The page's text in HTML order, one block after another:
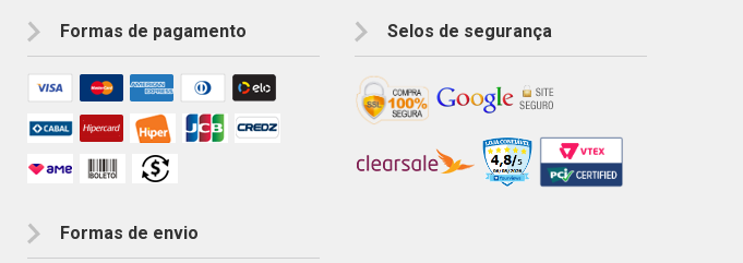
Formas de pagamento
Formas de envio
Selos de segurança